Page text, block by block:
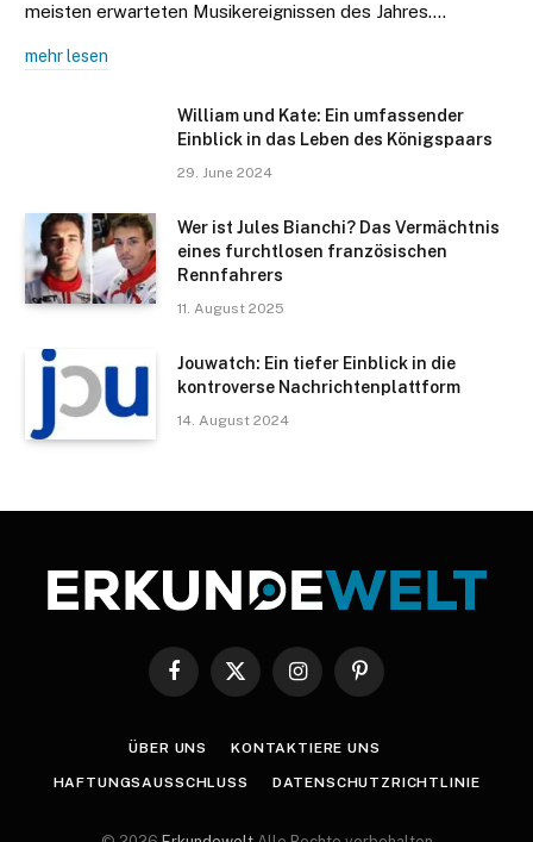
meisten erwarteten Musikereignissen des Jahres.…
mehr lesen
William und Kate: Ein umfassender
Einblick in das Leben des Königspaars
29. June 2024
Wer ist Jules Bianchi? Das Vermächtnis
eines furchtlosen französischen
Rennfahrers​
11. August 2025
Jouwatch: Ein tiefer Einblick in die
kontroverse Nachrichtenplattform
14. August 2024
Facebook
X
InstagramPinterest
ÜBER UNS KONTAKTIERE UNS
HAFTUNGSAUSSCHLUSS DATENSCHUTZRICHTLINIE